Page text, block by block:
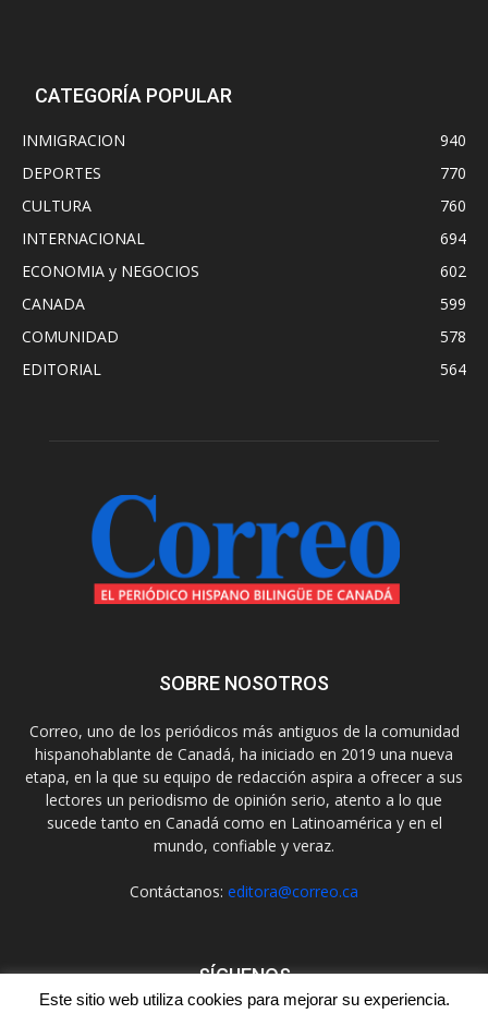
CATEGORÍA POPULAR
INMIGRACION
940
DEPORTES
770
CULTURA
760
INTERNACIONAL
694
ECONOMIA y NEGOCIOS
602
CANADA
599
COMUNIDAD
578
EDITORIAL
564
SOBRE NOSOTROS
Correo, uno de los periódicos más antiguos de la comunidad
hispanohablante de Canadá, ha iniciado en 2019 una nueva
etapa, en la que su equipo de redacción aspira a ofrecer a sus
lectores un periodismo de opinión serio, atento a lo que
sucede tanto en Canadá como en Latinoamérica y en el
mundo, confiable y veraz.
Contáctanos: editora@correo.ca
SÍGUENOS
Este sitio web utiliza cookies para mejorar su experiencia.